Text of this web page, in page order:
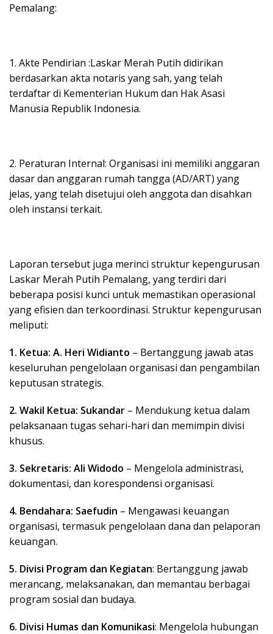
Pemalang:
1. Akte Pendirian :Laskar Merah Putih didirikan
berdasarkan akta notaris yang sah, yang telah
terdaftar di Kementerian Hukum dan Hak Asasi
Manusia Republik Indonesia.
2. Peraturan Internal: Organisasi ini memiliki anggaran
dasar dan anggaran rumah tangga (AD/ART) yang
jelas, yang telah disetujui oleh anggota dan disahkan
oleh instansi terkait.
Laporan tersebut juga merinci struktur kepengurusan
Laskar Merah Putih Pemalang, yang terdiri dari
beberapa posisi kunci untuk memastikan operasional
yang efisien dan terkoordinasi. Struktur kepengurusan
meliputi:
1. Ketua: A. Heri Widianto – Bertanggung jawab atas
keseluruhan pengelolaan organisasi dan pengambilan
keputusan strategis.
2. Wakil Ketua: Sukandar – Mendukung ketua dalam
pelaksanaan tugas sehari-hari dan memimpin divisi
khusus.
3. Sekretaris: Ali Widodo – Mengelola administrasi,
dokumentasi, dan korespondensi organisasi.
4. Bendahara: Saefudin – Mengawasi keuangan
organisasi, termasuk pengelolaan dana dan pelaporan
keuangan.
5. Divisi Program dan Kegiatan: Bertanggung jawab
merancang, melaksanakan, dan memantau berbagai
program sosial dan budaya.
6. Divisi Humas dan Komunikasi: Mengelola hubungan